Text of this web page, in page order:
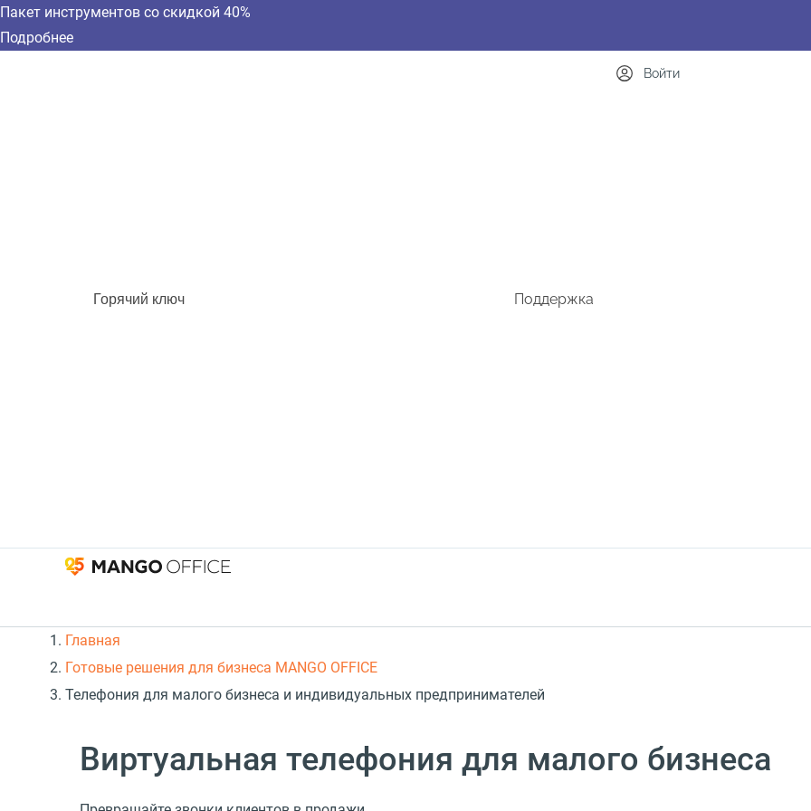
Пакет инструментов со скидкой 40%
Подробнее
Горячий ключ Поддержка
Войти
Главная
Готовые решения для бизнеса MANGO OFFICE
Телефония для малого бизнеса и индивидуальных предпринимателей
Виртуальная телефония для малого бизнеса